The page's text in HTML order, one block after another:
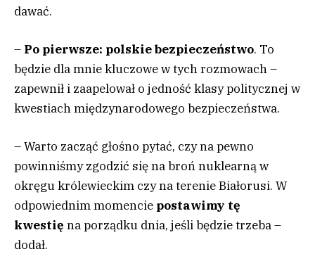
dawać.
– Po pierwsze: polskie bezpieczeństwo. To
będzie dla mnie kluczowe w tych rozmowach –
zapewnił i zaapelował o jedność klasy politycznej w
kwestiach międzynarodowego bezpieczeństwa.
– Warto zacząć głośno pytać, czy na pewno
powinniśmy zgodzić się na broń nuklearną w
okręgu królewieckim czy na terenie Białorusi. W
odpowiednim momencie postawimy tę
kwestię na porządku dnia, jeśli będzie trzeba –
dodał.